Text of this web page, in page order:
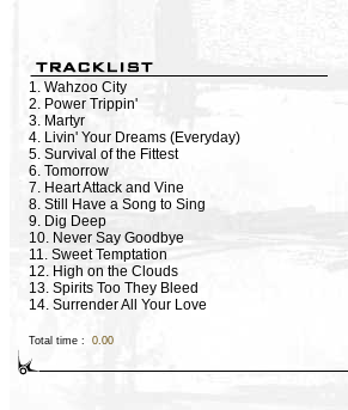
1. Wahzoo City
2. Power Trippin'
3. Martyr
4. Livin' Your Dreams (Everyday)
5. Survival of the Fittest
6. Tomorrow
7. Heart Attack and Vine
8. Still Have a Song to Sing
9. Dig Deep
10. Never Say Goodbye
11. Sweet Temptation
12. High on the Clouds
13. Spirits Too They Bleed
14. Surrender All Your Love
Total time : 0.00